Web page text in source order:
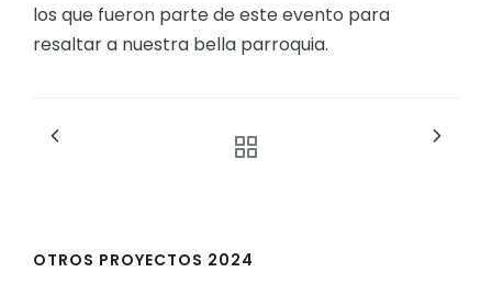
los que fueron parte de este evento para
resaltar a nuestra bella parroquia.
OTROS PROYECTOS 2024